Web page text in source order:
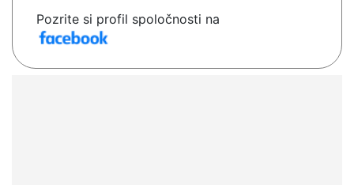
Pozrite si profil spoločnosti na